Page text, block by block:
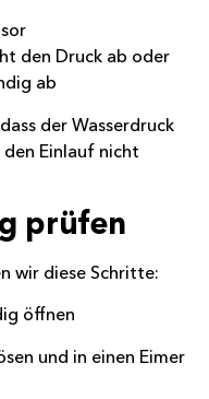
den Druck ab oder
ab
der Wasserdruck
Einlauf nicht
prüfen
wir diese Schritte:
öffnen
und in einen Eimer